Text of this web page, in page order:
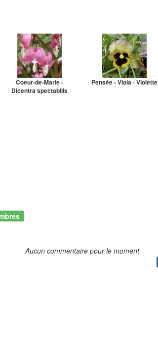
Coeur-de-Marie -
Dicentra spectabilis
Pensée - Viola - Violette
Aucun commentaire pour le moment